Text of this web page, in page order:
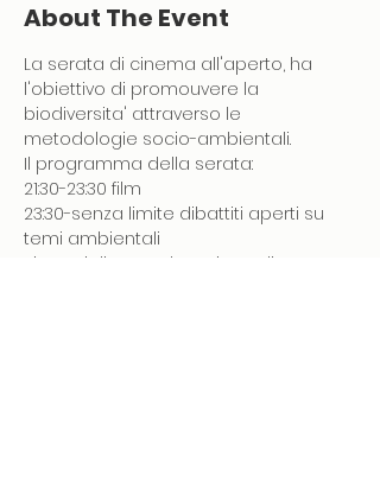
About The Event
La serata di cinema all'aperto, ha
l'obiettivo di promouvere la
biodiversita' attraverso le
metodologie socio-ambientali.
Il programma della serata:
21:30-23:30 film
23:30-senza limite dibattiti aperti su
temi ambientali
Si consiglia una donazione di 1-5EUR